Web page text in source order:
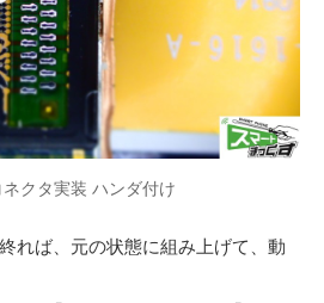
ネクタ実装 ハンダ付け
れば、元の状態に組み上げて、動